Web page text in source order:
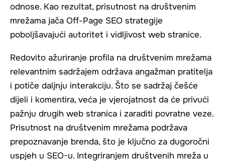
odnose. Kao rezultat, prisutnost na društvenim
mrežama jača Off-Page SEO strategije
poboljšavajući autoritet i vidljivost web stranice.
Redovito ažuriranje profila na društvenim mrežama
relevantnim sadržajem održava angažman pratitelja
i potiče daljnju interakciju. Što se sadržaj češće
dijeli i komentira, veća je vjerojatnost da će privući
pažnju drugih web stranica i zaraditi povratne veze.
Prisutnost na društvenim mrežama podržava
prepoznavanje brenda, što je ključno za dugoročni
uspjeh u SEO-u. Integriranjem društvenih mreža u